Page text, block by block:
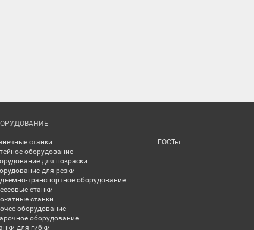
станки
оборудование
для покраски
для резки
транспортное оборудование
станки
станки
оборудование
оборудование
для гибки
ГОСТы